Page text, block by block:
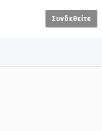
Συνδεθείτε